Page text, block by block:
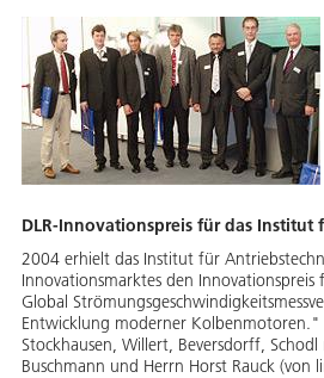
DLR-Innovationspreis für das Institut
2004 erhielt das Institut für
Innovationsmarktes den
Global
Entwicklung moderner Kolbenmotoren."
Stockhausen, Willert, Beversdorff,
Buschmann und Herrn Horst Rauck (von